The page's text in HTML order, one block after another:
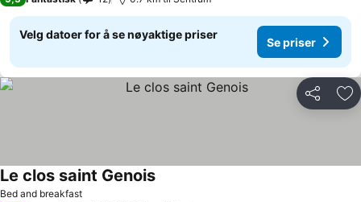
Velg datoer for å se nøyaktige priser
Se priser
Del
Bed and breakfast
Le clos saint Genois